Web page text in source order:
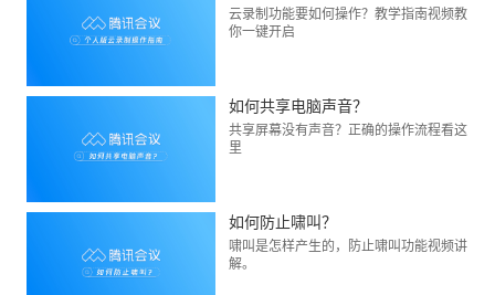
云录制功能要如何操作？教学指南视频教
你一键开启
如何共享电脑声音？
共享屏幕没有声音？正确的操作流程看这
里
如何防止啸叫？
啸叫是怎样产生的，防止啸叫功能视频讲
解。